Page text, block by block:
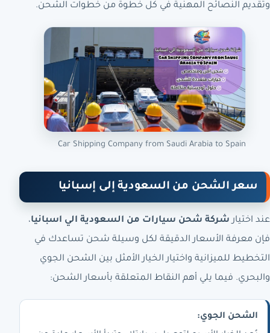
وتقديم النصائح المهنية في كل خطوة من خطوات الشحن.
Car Shipping Company from Saudi Arabia to Spain
سعر الشحن من السعودية إلى إسبانيا
عند اختيار شركة شحن سيارات من السعودية الي اسبانيا،
فإن معرفة الأسعار الدقيقة لكل وسيلة شحن تساعدك في
التخطيط للميزانية واختيار الخيار الأمثل بين الشحن الجوي
والبحري. فيما يلي أهم النقاط المتعلقة بأسعار الشحن:
الشحن الجوي: